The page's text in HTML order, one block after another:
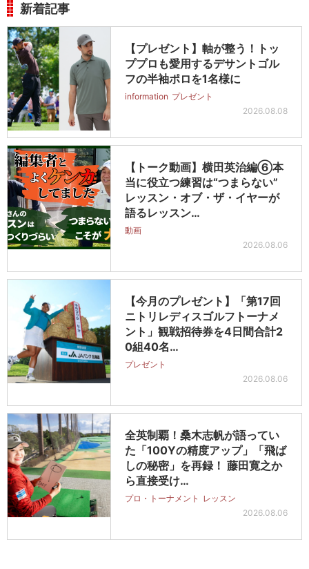
新着記事
【プレゼント】軸が整う！トッ
ププロも愛用するデサントゴル
フの半袖ポロを1名様に
information プレゼント
2026.08.08
【トーク動画】横田英治編⑥本
当に役立つ練習は“つまらない”
レッスン・オブ・ザ・イヤーが
語るレッスン…
動画
2026.08.06
【今月のプレゼント】「第17回
ニトリレディスゴルフトーナメ
ント」観戦招待券を4日間合計2
0組40名…
プレゼント
2026.08.06
全英制覇！桑木志帆が語ってい
た「100Yの精度アップ」「飛ば
しの秘密」を再録！ 藤田寛之か
ら直接受け…
プロ・トーナメント レッスン
2026.08.06